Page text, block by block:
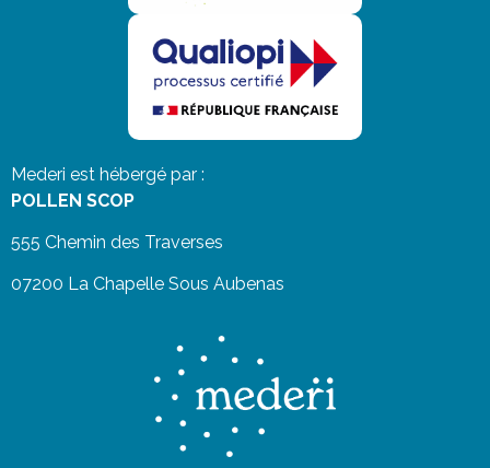
Mederi est hébergé par :
POLLEN SCOP
555 Chemin des Traverses
07200 La Chapelle Sous Aubenas